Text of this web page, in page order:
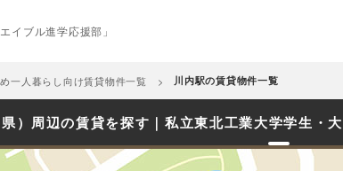
イブル進学応援部」
一人暮らし向け賃貸物件一覧 川内駅の賃貸物件一覧
）周辺の賃貸を探す｜私立東北工業大学学生・